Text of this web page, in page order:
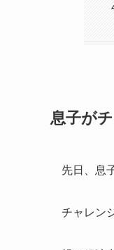
息子が
先日、息
チャレン